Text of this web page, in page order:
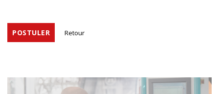
Retour
POSTULER